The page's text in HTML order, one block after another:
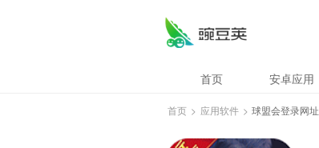
首页 安卓应用
首页 > 应用软件 > 球盟会登录网址